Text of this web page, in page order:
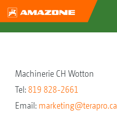
Machinerie CH Wotton
Tel: 819 828-2661
Email: marketing@terapro.ca